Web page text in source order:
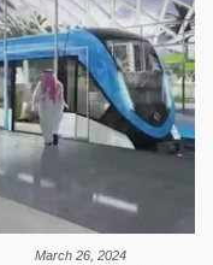
March 26, 2024